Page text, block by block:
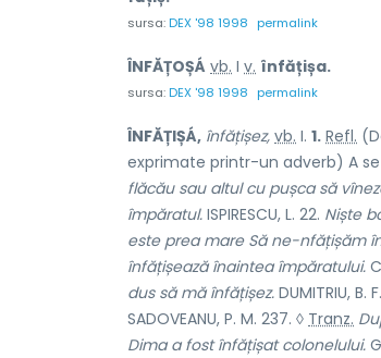
sursa:DEX '98 1998 permalink
ÎNFĂȚOȘÁ vb. I v. înfățișa.
sursa:DEX '98 1998 permalink
ÎNFĂȚIȘÁ, înfățișez, vb. I. 1. Refl.
exprimate printr-un adverb) A
flăcău sau altul cu pușca să
împăratul. ISPIRESCU, L. 22. Niște
este prea mare Să ne-nfățișăm
înfățișează înaintea împăratului.
dus să mă înfățișez. DUMITRIU, B.
SADOVEANU, P. M. 237. ◊ Tranz.
Dima a fost înfățișat colonelului.